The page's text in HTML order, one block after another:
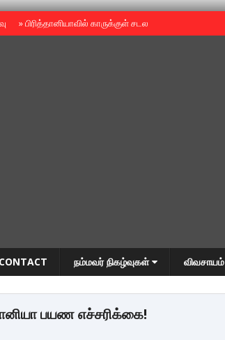
»பிரித்தானியாவில் காருக்குள் சடலம் -தமிழருடையதா ?
CONTACT நம்மவர் நிகழ்வுகள் விவசாயம்
பயண எச்சரிக்கை!